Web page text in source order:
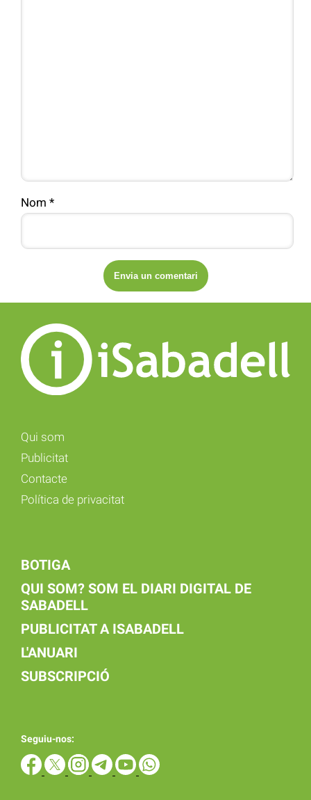
Nom *
Qui som
Publicitat
Contacte
Política de privacitat
BOTIGA
QUI SOM? SOM EL DIARI DIGITAL DE
SABADELL
PUBLICITAT A ISABADELL
L'ANUARI
SUBSCRIPCIÓ
Seguiu-nos: